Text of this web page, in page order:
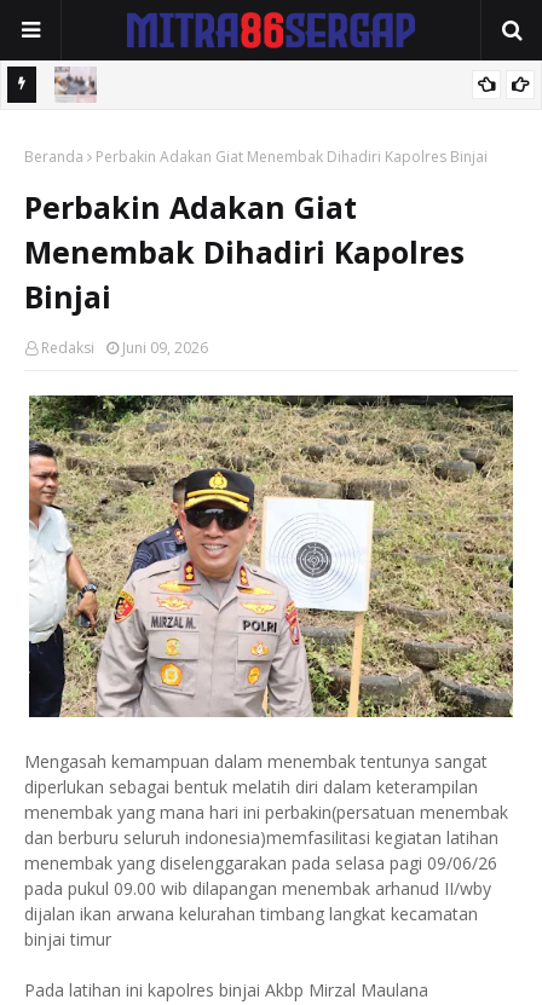
Kapolres Batubara Terima Audiensi Majelis Kedatukan Melayu
Hatta
Beranda Perbakin Adakan Giat Menembak Dihadiri Kapolres Binjai
Perbakin Adakan Giat
Menembak Dihadiri Kapolres
Binjai
Redaksi Juni 09, 2026
Mengasah kemampuan dalam menembak tentunya sangat
diperlukan sebagai bentuk melatih diri dalam keterampilan
menembak yang mana hari ini perbakin(persatuan menembak
dan berburu seluruh indonesia)memfasilitasi kegiatan latihan
menembak yang diselenggarakan pada selasa pagi 09/06/26
pada pukul 09.00 wib dilapangan menembak arhanud II/wby
dijalan ikan arwana kelurahan timbang langkat kecamatan
binjai timur
Pada latihan ini kapolres binjai Akbp Mirzal Maulana